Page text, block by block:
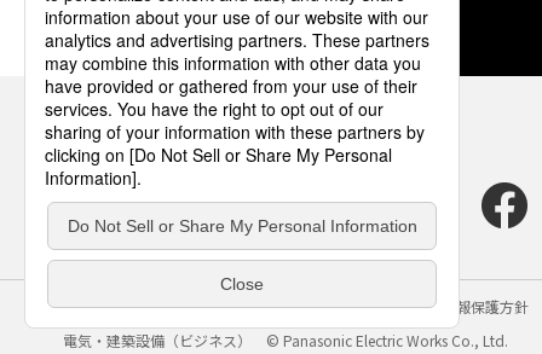
サイトのご利用にあたって クッキーポリシー
個人情報保護方針
電気・建築設備（ビジネス）
© Panasonic Electric Works Co., Ltd.